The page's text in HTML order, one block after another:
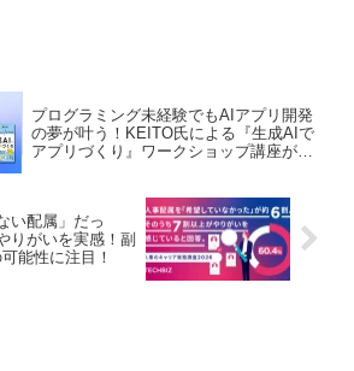
プログラミング未経験でもAIアプリ開発
の夢が叶う！KEITO氏による『生成AIで
アプリづくり』ワークショップ講座が配
い配属」だっ
りがいを実感！副
能性に注目！